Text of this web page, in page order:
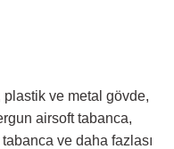
plastik ve metal gövde,
airsoft tabanca,
ve daha fazlası